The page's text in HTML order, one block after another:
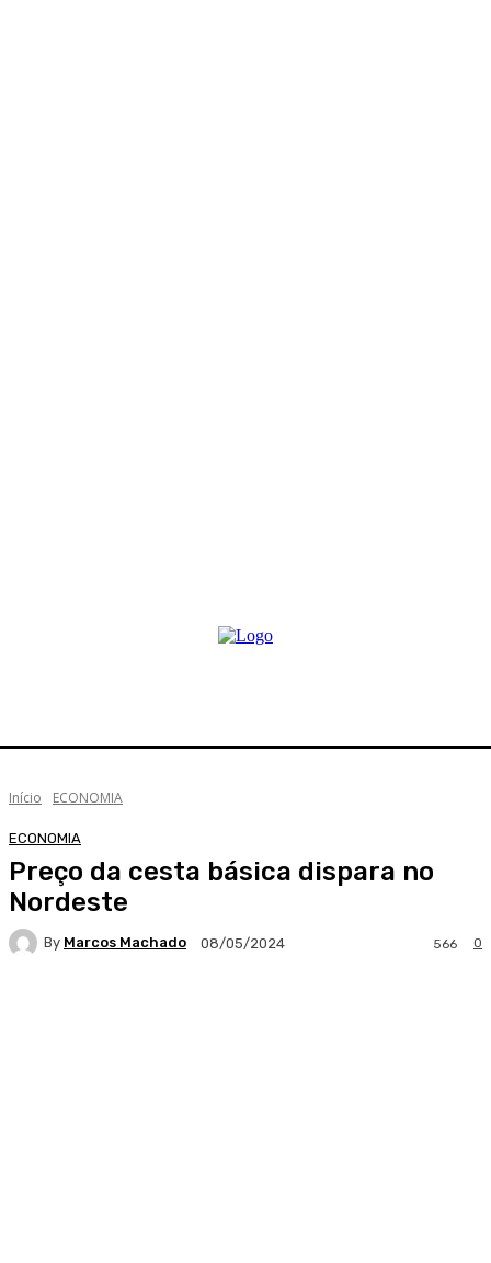
Início ECONOMIA
ECONOMIA
Preço da cesta básica dispara no
Nordeste
By Marcos Machado 08/05/2024 0
566